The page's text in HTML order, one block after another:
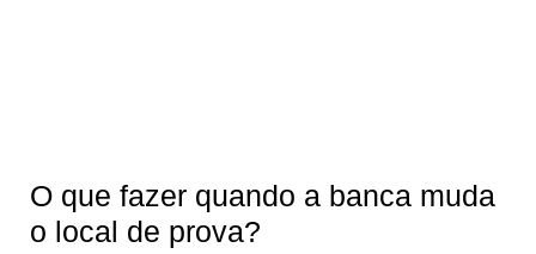
O que fazer quando a banca muda
o local de prova?